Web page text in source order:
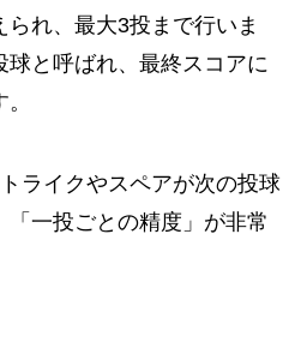
れ、最大3投まで行いま
と呼ばれ、最終スコアに
ライクやスペアが次の投球
「一投ごとの精度」が非常